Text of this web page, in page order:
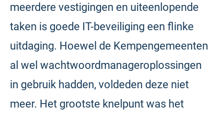
meerdere vestigingen en uiteenlopende
taken is goede IT-beveiliging een flinke
uitdaging. Hoewel de Kempengemeenten
al wel wachtwoordmanageroplossingen
in gebruik hadden, voldeden deze niet
meer. Het grootste knelpunt was het